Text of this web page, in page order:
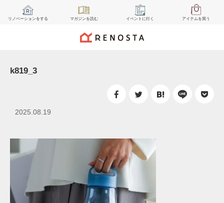
リノベーションをする マガジンを読む イベント に行く アイテムを買う
k819_3
2025.08.19